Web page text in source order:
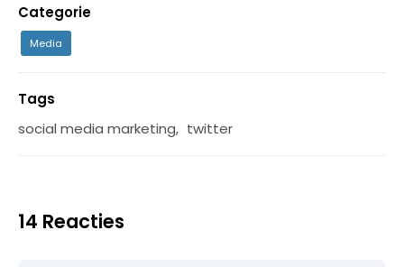
Categorie
Media
Tags
social media marketing, twitter
14 Reacties